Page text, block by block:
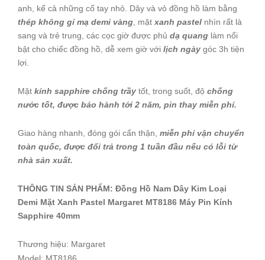
anh, kể cả những cổ tay nhỏ. Dây và vỏ đồng hồ làm bằng
thép không gỉ mạ demi vàng , mặt xanh pastel nhìn rất là
sang và trẻ trung, các cọc giờ được phủ dạ quang làm nổi
bật cho chiếc đồng hồ, dễ xem giờ với lịch ngày góc 3h tiện
lợi.
Mặt kính sapphire chống trầy tốt, trong suốt, độ chống
nước tốt, được bảo hành tới 2 năm, pin thay miễn phí.
Giao hàng nhanh, đóng gói cẩn thận, miễn phí vận chuyển
toàn quốc, được đổi trả trong 1 tuần đầu nếu có lỗi từ
nhà sản xuất.
THÔNG TIN SẢN PHẨM: Đồng Hồ Nam Dây Kim Loại
Demi Mặt Xanh Pastel Margaret MT8186 Máy Pin Kính
Sapphire 40mm
Thương hiệu: Margaret